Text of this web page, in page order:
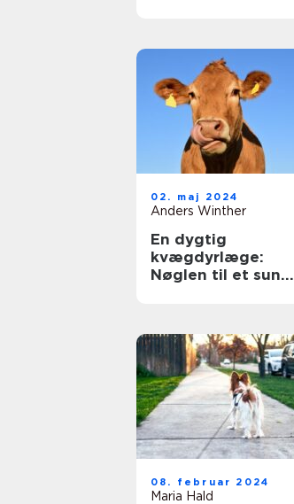
02. maj 2024
Anders Winther
En dygtig
kvægdyrlæge:
Nøglen til et sundt
08. februar 2024
Maria Hald